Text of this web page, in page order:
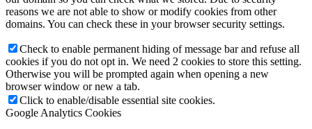
reasons we are not able to show or modify cookies from other
domains. You can check these in your browser security settings.
Check to enable permanent hiding of message bar and refuse all
cookies if you do not opt in. We need 2 cookies to store this setting.
Otherwise you will be prompted again when opening a new
browser window or new a tab.
Click to enable/disable essential site cookies.
Google Analytics Cookies